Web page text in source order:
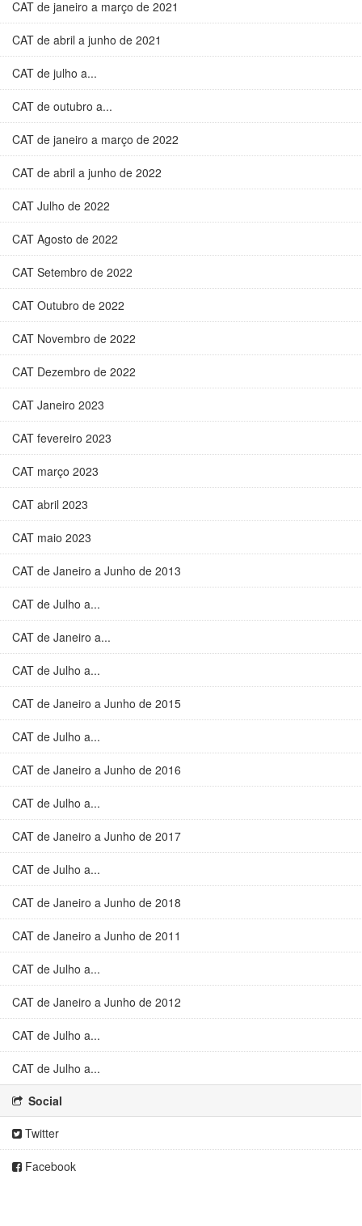
CAT de janeiro a março de 2021
CAT de abril a junho de 2021
CAT de julho a...
CAT de outubro a...
CAT de janeiro a março de 2022
CAT de abril a junho de 2022
CAT Julho de 2022
CAT Agosto de 2022
CAT Setembro de 2022
CAT Outubro de 2022
CAT Novembro de 2022
CAT Dezembro de 2022
CAT Janeiro 2023
CAT fevereiro 2023
CAT março 2023
CAT abril 2023
CAT maio 2023
CAT de Janeiro a Junho de 2013
CAT de Julho a...
CAT de Janeiro a...
CAT de Julho a...
CAT de Janeiro a Junho de 2015
CAT de Julho a...
CAT de Janeiro a Junho de 2016
CAT de Julho a...
CAT de Janeiro a Junho de 2017
CAT de Julho a...
CAT de Janeiro a Junho de 2018
CAT de Janeiro a Junho de 2011
CAT de Julho a...
CAT de Janeiro a Junho de 2012
CAT de Julho a...
CAT de Julho a...
Social
Twitter
Facebook